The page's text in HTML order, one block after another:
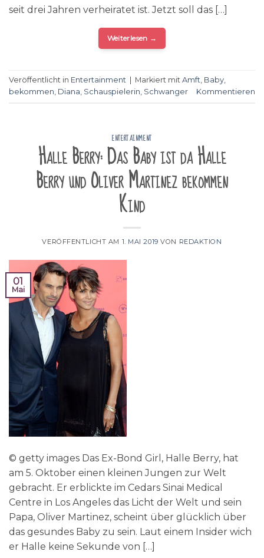
seit drei Jahren verheiratet ist. Jetzt soll das […]
Weiterlesen →
Veröffentlicht in Entertainment Markiert mit Amft Baby
bekommen Diana Schauspielerin Schwanger Kommentieren
ENTERTAINMENT
Halle Berry: Das Baby ist da Halle
Berry und Oliver Martinez bekommen
Kind
VERÖFFENTLICHT AM 1. MAI 2019 VON REDAKTION
01
Mai
© getty images Das Ex-Bond Girl, Halle Berry, hat
am 5. Oktober einen kleinen Jungen zur Welt
gebracht. Er erblickte im Cedars Sinai Medical
Centre in Los Angeles das Licht der Welt und sein
Papa, Oliver Martinez, scheint über glücklich über
das gesundes Baby zu sein. Laut einem Insider wich
er Halle keine Sekunde von […]